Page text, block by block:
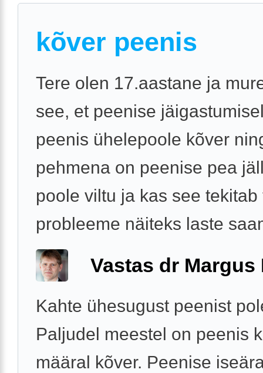
kõver peenis
Tere olen 17.aastane ja
see, et peenise
peenis ühelepoole kõver
pehmena on peenise pea
poole viltu ja kas see
probleeme näiteks laste
Vastas dr Margus
Kahte ühesugust peenist
Paljudel meestel on peenis
määral kõver. Peenise